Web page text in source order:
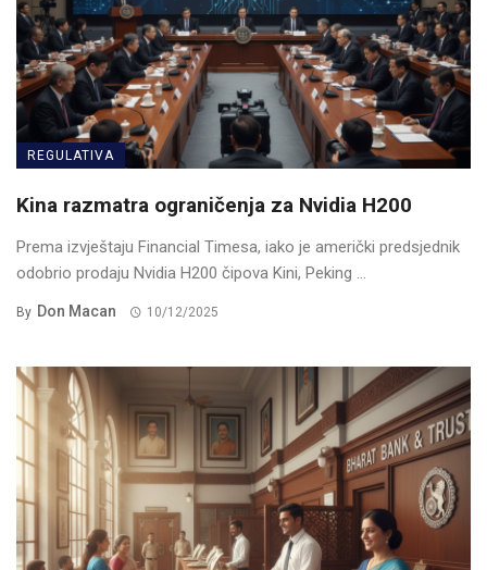
REGULATIVA
Kina razmatra ograničenja za Nvidia H200
Prema izvještaju Financial Timesa, iako je američki predsjednik
odobrio prodaju Nvidia H200 čipova Kini, Peking ...
By Don Macan 10/12/2025